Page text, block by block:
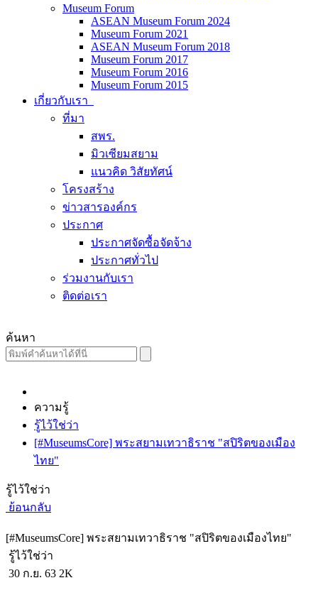
Museum Forum
ASEAN Museum Forum 2024
Museum Forum 2021
ASEAN Museum Forum 2018
Museum Forum 2017
Museum Forum 2016
Museum Forum 2015
เกี่ยวกับเรา
ที่มา
สพร.
มิวเซียมสยาม
แนวคิด วิสัยทัศน์
โครงสร้าง
ข่าวสารองค์กร
ประกาศ
ประกาศจัดซื้อจัดจ้าง
ประกาศทั่วไป
ร่วมงานกับเรา
ติดต่อเรา
ค้นหา
ความรู้
รู้ไว้ใช่ว่า
[#MuseumsCore] พระสยามเทวาธิราช "สปิริตของเมือง
ไทย"
รู้ไว้ใช่ว่า
ย้อนกลับ
[#MuseumsCore] พระสยามเทวาธิราช "สปิริตของเมืองไทย"
รู้ไว้ใช่ว่า
30 ก.ย. 63 2K